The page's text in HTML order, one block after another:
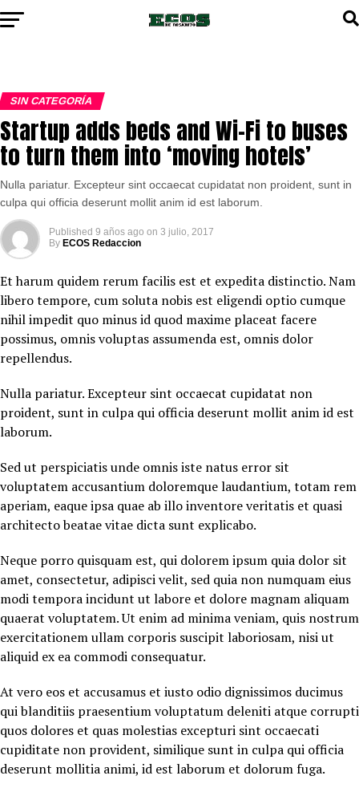
SIN CATEGORÍA
Startup adds beds and Wi-Fi to buses
to turn them into ‘moving hotels’
Nulla pariatur. Excepteur sint occaecat cupidatat non proident, sunt in
culpa qui officia deserunt mollit anim id est laborum.
Published 9 años ago on 3 julio, 2017
By ECOS Redaccion
Et harum quidem rerum facilis est et expedita distinctio. Nam
libero tempore, cum soluta nobis est eligendi optio cumque
nihil impedit quo minus id quod maxime placeat facere
possimus, omnis voluptas assumenda est, omnis dolor
repellendus.
Nulla pariatur. Excepteur sint occaecat cupidatat non
proident, sunt in culpa qui officia deserunt mollit anim id est
laborum.
Sed ut perspiciatis unde omnis iste natus error sit
voluptatem accusantium doloremque laudantium, totam rem
aperiam, eaque ipsa quae ab illo inventore veritatis et quasi
architecto beatae vitae dicta sunt explicabo.
Neque porro quisquam est, qui dolorem ipsum quia dolor sit
amet, consectetur, adipisci velit, sed quia non numquam eius
modi tempora incidunt ut labore et dolore magnam aliquam
quaerat voluptatem. Ut enim ad minima veniam, quis nostrum
exercitationem ullam corporis suscipit laboriosam, nisi ut
aliquid ex ea commodi consequatur.
At vero eos et accusamus et iusto odio dignissimos ducimus
qui blanditiis praesentium voluptatum deleniti atque corrupti
quos dolores et quas molestias excepturi sint occaecati
cupiditate non provident, similique sunt in culpa qui officia
deserunt mollitia animi, id est laborum et dolorum fuga.